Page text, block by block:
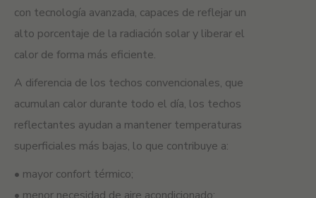
con tecnología avanzada, capaces de reflejar un
alto porcentaje de la radiación solar y liberar el
calor de forma más eficiente.
A diferencia de los techos convencionales, que
acumulan calor durante todo el día, los techos
reflectantes ayudan a mantener temperaturas
superficiales más bajas, lo que contribuye a:
• mayor confort térmico;